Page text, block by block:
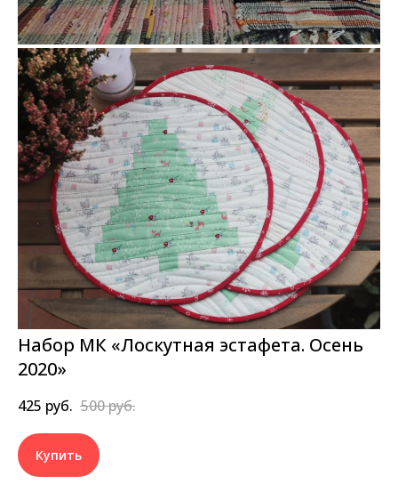
Набор МК «Лоскутная эстафета. Осень
2020»
425 руб. 500руб.
Купить